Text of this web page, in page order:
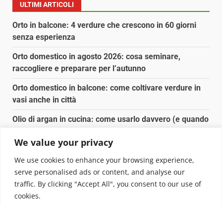
We value your privacy
We use cookies to enhance your browsing experience,
serve personalised ads or content, and analyse our
traffic. By clicking "Accept All", you consent to our use of
cookies.
ULTIMI ARTICOLI
Orto in balcone: 4 verdure che crescono in 60 giorni
senza esperienza
Orto domestico in agosto 2026: cosa seminare,
raccogliere e preparare per l’autunno
Orto domestico in balcone: come coltivare verdure in
vasi anche in città
Olio di argan in cucina: come usarlo davvero (e quando
Spesa biologica senza spendere il doppio: dove e
come conviene
Copyright © 2025 Biopianeta.it proprietà di Jws Media